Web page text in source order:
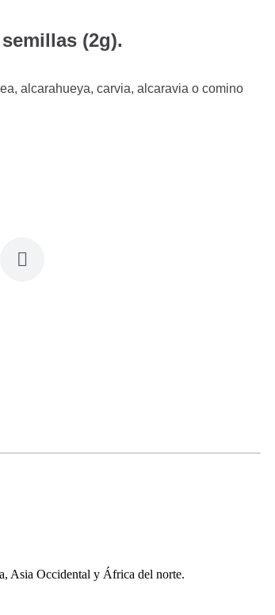
(2g).
alcarahueya, carvia, alcaravia o comino
Asia Occidental y África del norte.